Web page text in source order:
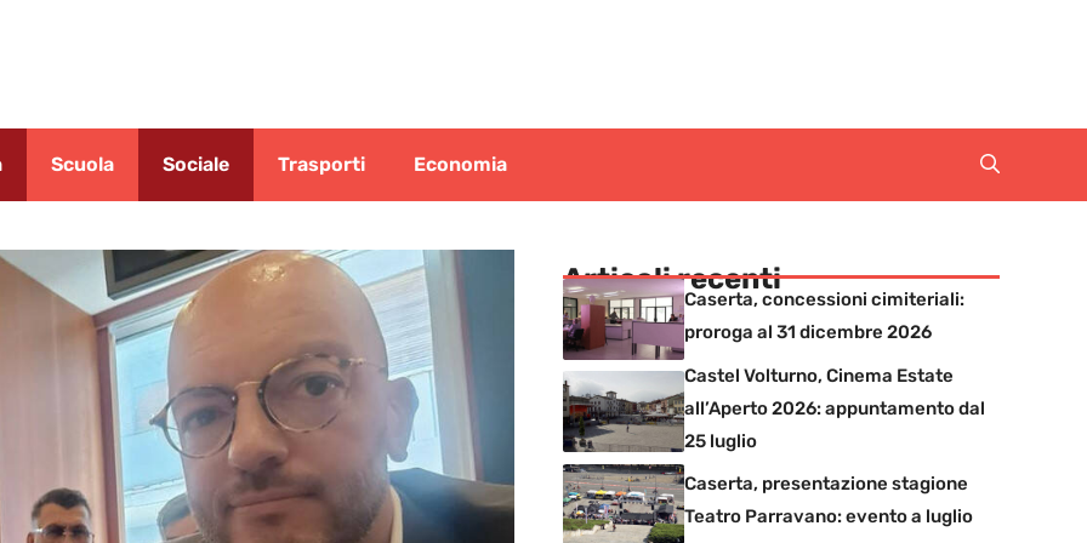
Scuola Sociale Trasporti Economia
Articoli recenti
Caserta, concessioni cimiteriali:
proroga al 31 dicembre 2026
Castel Volturno, Cinema Estate
all’Aperto 2026: appuntamento dal
25 luglio
Caserta, presentazione stagione
Teatro Parravano: evento a luglio